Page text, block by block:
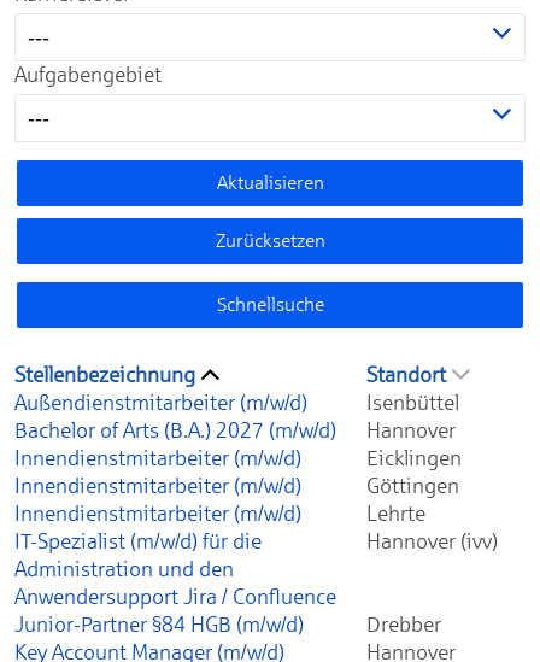
---
Aufgabengebiet
---
Aktualisieren
Zurücksetzen
Schnellsuche
Stellenbezeichnung
Standort
Außendienstmitarbeiter (m/w/d)
Isenbüttel
Bachelor of Arts (B.A.) 2027 (m/w/d)
Hannover
Innendienstmitarbeiter (m/w/d)
Eicklingen
Innendienstmitarbeiter (m/w/d)
Göttingen
Innendienstmitarbeiter (m/w/d)
Lehrte
IT-Spezialist (m/w/d) für die
Administration und den
Anwendersupport Jira / Confluence
Hannover (ivv)
Junior-Partner §84 HGB (m/w/d)
Drebber
Key Account Manager (m/w/d)
Hannover